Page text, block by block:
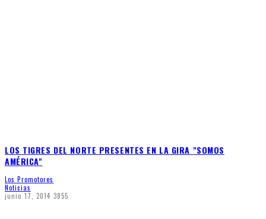
LOS TIGRES DEL NORTE PRESENTES EN LA GIRA "SOMOS
AMÉRICA"
Los Promotores
Noticias
junio 17, 2014 3855